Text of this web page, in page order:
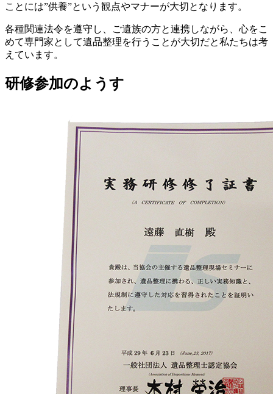
ことには”供養”という観点やマナーが大切となります。
各種関連法令を遵守し、ご遺族の方と連携しながら、心をこ
めて専門家として遺品整理を行うことが大切だと私たちは考
えています。
研修参加のようす